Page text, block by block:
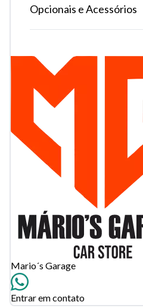
Tamanho do texto
Para aumentar ou diminuir a
atalhos Ctrl+ (para aumentar) e
Opcionais e Acessórios
Mario´s Garage
Entrar em contato